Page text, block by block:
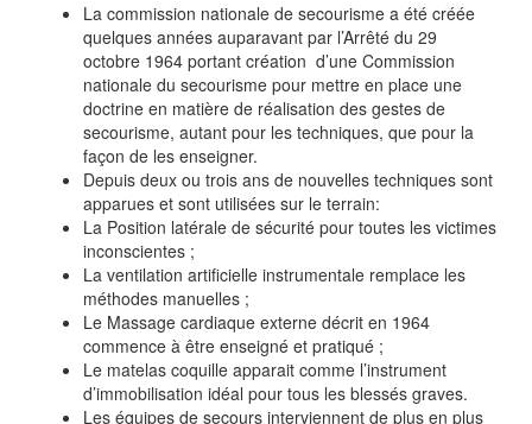
La commission nationale de secourisme a été créée
quelques années auparavant par l’Arrêté du 29
octobre 1964 portant création d’une Commission
nationale du secourisme pour mettre en place une
doctrine en matière de réalisation des gestes de
secourisme, autant pour les techniques, que pour la
façon de les enseigner.
Depuis deux ou trois ans de nouvelles techniques sont
apparues et sont utilisées sur le terrain:
La Position latérale de sécurité pour toutes les victimes
inconscientes ;
La ventilation artificielle instrumentale remplace les
méthodes manuelles ;
Le Massage cardiaque externe décrit en 1964
commence à être enseigné et pratiqué ;
Le matelas coquille apparait comme l’instrument
d’immobilisation idéal pour tous les blessés graves.
Les équipes de secours interviennent de plus en plus